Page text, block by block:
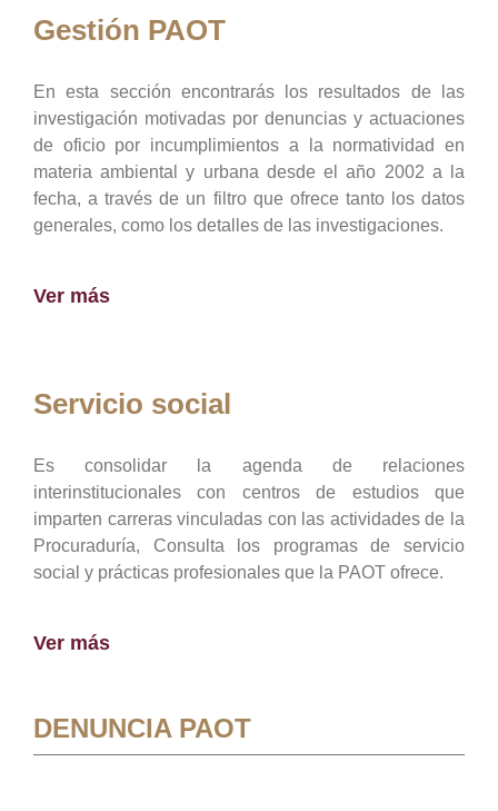
Gestión PAOT
En esta sección encontrarás los resultados de las
investigación motivadas por denuncias y actuaciones
de oficio por incumplimientos a la normatividad en
materia ambiental y urbana desde el año 2002 a la
fecha, a través de un filtro que ofrece tanto los datos
generales, como los detalles de las investigaciones.
Ver más
Servicio social
Es consolidar la agenda de relaciones
interinstitucionales con centros de estudios que
imparten carreras vinculadas con las actividades de la
Procuraduría, Consulta los programas de servicio
social y prácticas profesionales que la PAOT ofrece.
Ver más
DENUNCIA PAOT